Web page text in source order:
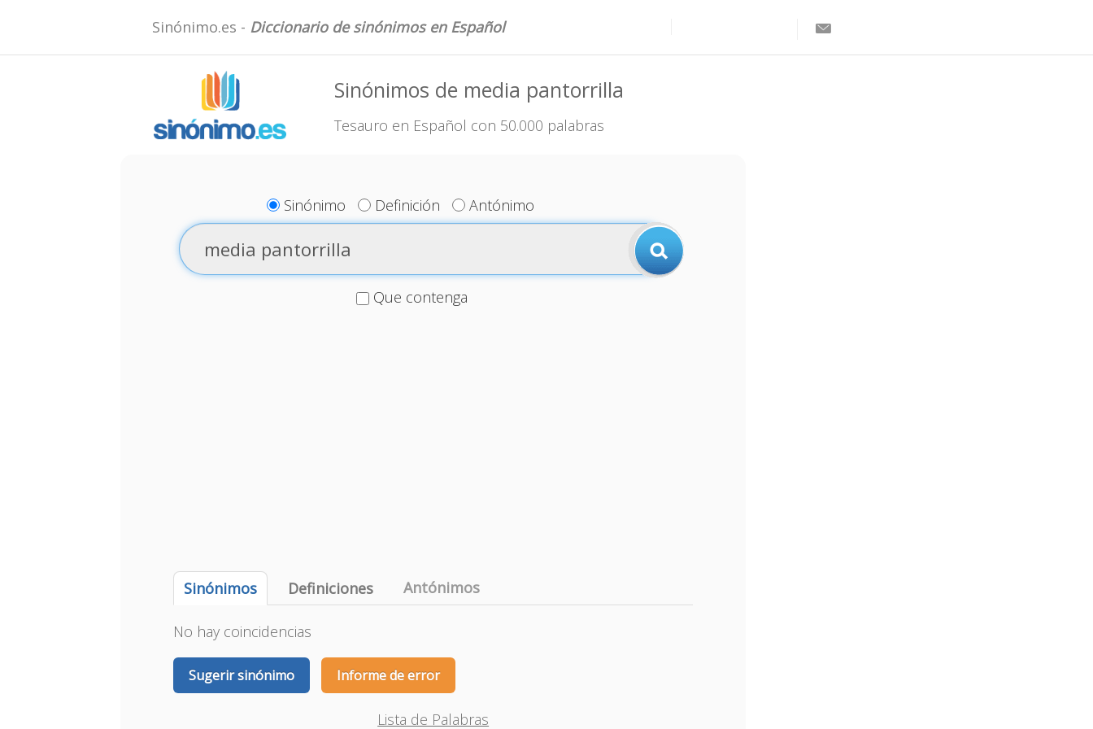
Sinónimo.es - Diccionario de sinónimos en Español
Sinónimos de media pantorrilla
Tesauro en Español con 50.000 palabras
Sinónimo Definición Antónimo
Que contenga
Sinónimos Definiciones Antónimos
No hay coincidencias
Sugerir sinónimo Informe de error
Lista de Palabras